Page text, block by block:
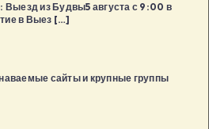
Выезд из Будвы5 августа с 9:00 в
в Выез […]
сайты и крупные группы